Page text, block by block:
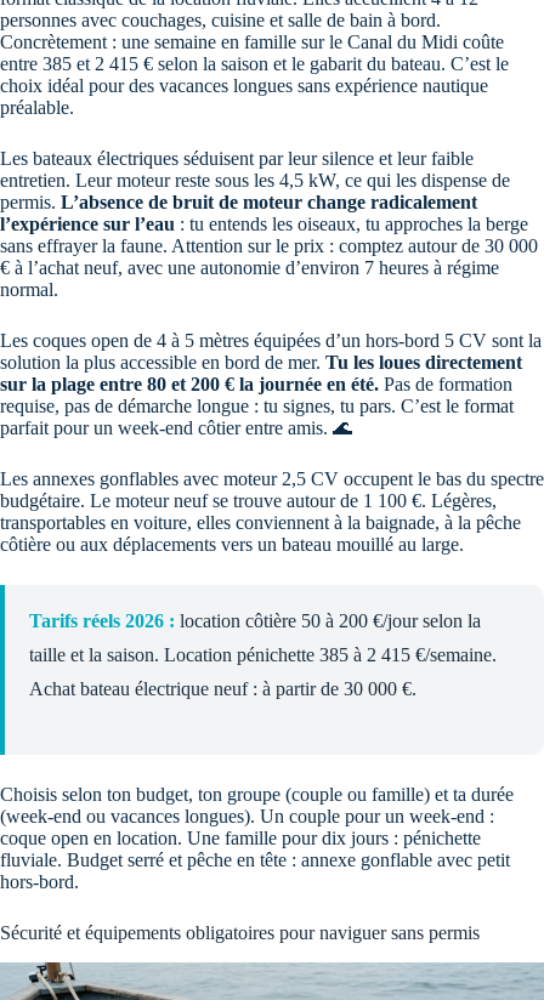
personnes avec couchages, cuisine et salle de bain à bord.
Concrètement : une semaine en famille sur le Canal du Midi coûte
entre 385 et 2 415 € selon la saison et le gabarit du bateau. C’est le
choix idéal pour des vacances longues sans expérience nautique
préalable.
Les bateaux électriques séduisent par leur silence et leur faible
entretien. Leur moteur reste sous les 4,5 kW, ce qui les dispense de
permis. L’absence de bruit de moteur change radicalement
l’expérience sur l’eau : tu entends les oiseaux, tu approches la berge
sans effrayer la faune. Attention sur le prix : comptez autour de 30 000
€ à l’achat neuf, avec une autonomie d’environ 7 heures à régime
normal.
Les coques open de 4 à 5 mètres équipées d’un hors-bord 5 CV sont la
solution la plus accessible en bord de mer. Tu les loues directement
sur la plage entre 80 et 200 € la journée en été. Pas de formation
requise, pas de démarche longue : tu signes, tu pars. C’est le format
parfait pour un week-end côtier entre amis. 🌊
Les annexes gonflables avec moteur 2,5 CV occupent le bas du spectre
budgétaire. Le moteur neuf se trouve autour de 1 100 €. Légères,
transportables en voiture, elles conviennent à la baignade, à la pêche
côtière ou aux déplacements vers un bateau mouillé au large.
Tarifs réels 2026 : location côtière 50 à 200 €/jour selon la
taille et la saison. Location pénichette 385 à 2 415 €/semaine.
Achat bateau électrique neuf : à partir de 30 000 €.
Choisis selon ton budget, ton groupe (couple ou famille) et ta durée
(week-end ou vacances longues). Un couple pour un week-end :
coque open en location. Une famille pour dix jours : pénichette
fluviale. Budget serré et pêche en tête : annexe gonflable avec petit
hors-bord.
Sécurité et équipements obligatoires pour naviguer sans permis